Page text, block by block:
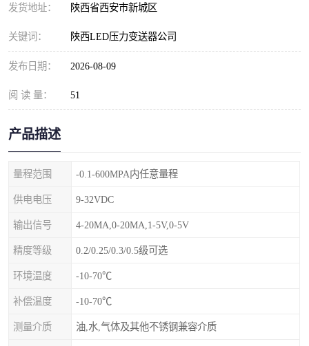
发货地址： 陕西省西安市新城区
关键词： 陕西LED压力变送器公司
发布日期： 2026-08-09
阅 读 量： 51
产品描述
量程范围 -0.1-600MPA内任意量程
供电电压 9-32VDC
输出信号 4-20MA,0-20MA,1-5V,0-5V
精度等级 0.2/0.25/0.3/0.5级可选
环境温度 -10-70℃
补偿温度 -10-70℃
测量介质 油,水,气体及其他不锈钢兼容介质